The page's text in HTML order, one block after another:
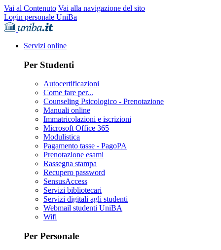
Vai al Contenuto Vai alla navigazione del sito
Login personale UniBa
Servizi online
Per Studenti
Autocertificazioni
Come fare per...
Counseling Psicologico - Prenotazione
Manuali online
Immatricolazioni e iscrizioni
Microsoft Office 365
Modulistica
Pagamento tasse - PagoPA
Prenotazione esami
Rassegna stampa
Recupero password
SensusAccess
Servizi bibliotecari
Servizi digitali agli studenti
Webmail studenti UniBA
Wifi
Per Personale